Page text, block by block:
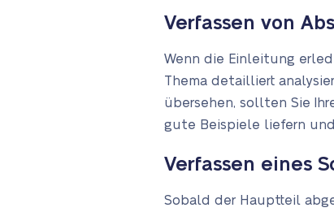
Verfassen von
Wenn die Einleitung
Thema detailliert
übersehen, sollten Sie
gute Beispiele liefern
Verfassen eines
Sobald der Hauptteil